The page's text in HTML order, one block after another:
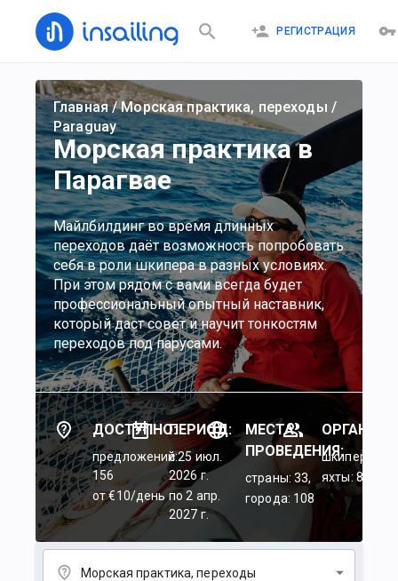
РЕГИСТРАЦИЯ
Главная/Морская практика, переходы /
Paraguay
Морская практика в
Парагвае
Майлбилдинг во время длинных
переходов даёт возможность попробовать
себя в роли шкипера в разных условиях.
При этом рядом с вами всегда будет
профессиональный опытный наставник,
который даст совет и научит тонкостям
переходов под парусами.
ДОСТУПНО:
предложений:
156
от €10/день
ПЕРИОД:
c 25 июл.
2026 г.
по 2 апр.
2027 г.
МЕСТА
ПРОВЕДЕНИЯ:
страны: 33,
города: 108
шкиперы: 45,
яхты: 84
Морская практика, переходы